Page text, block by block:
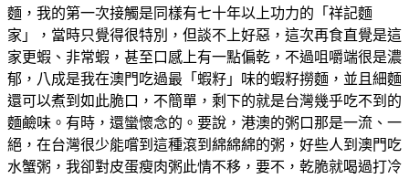
麵，我的第一次接觸是同樣有七十年以上功力的「祥記麵
家」，當時只覺得很特別，但談不上好惡，這次再食直覺是這
家更蝦、非常蝦，甚至口感上有一點偏乾，不過咀嚼端很是濃
郁，八成是我在澳門吃過最「蝦籽」味的蝦籽撈麵，並且細麵
還可以煮到如此脆口，不簡單，剩下的就是台灣幾乎吃不到的
麵鹼味。有時，還蠻懷念的。要說，港澳的粥口那是一流、一
絕，在台灣很少能嚐到這種滾到綿綿綿的粥，好些人到澳門吃
水蟹粥，我卻對皮蛋瘦肉粥此情不移，要不，乾脆就喝過打冷